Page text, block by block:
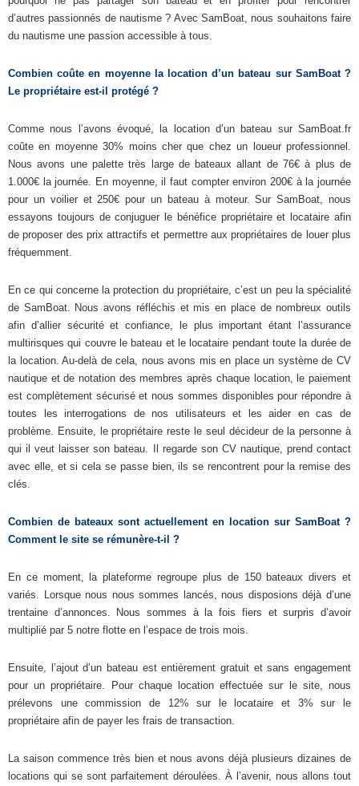
d’autres passionnés de nautisme ? Avec SamBoat, nous souhaitons faire
du nautisme une passion accessible à tous.
Combien coûte en moyenne la location d’un bateau sur SamBoat ?
Le propriétaire est-il protégé ?
Comme nous l’avons évoqué, la location d’un bateau sur SamBoat.fr
coûte en moyenne 30% moins cher que chez un loueur professionnel.
Nous avons une palette très large de bateaux allant de 76€ à plus de
1.000€ la journée. En moyenne, il faut compter environ 200€ à la journée
pour un voilier et 250€ pour un bateau à moteur. Sur SamBoat, nous
essayons toujours de conjuguer le bénéfice propriétaire et locataire afin
de proposer des prix attractifs et permettre aux propriétaires de louer plus
fréquemment.
En ce qui concerne la protection du propriétaire, c’est un peu la spécialité
de SamBoat. Nous avons réfléchis et mis en place de nombreux outils
afin d’allier sécurité et confiance, le plus important étant l’assurance
multirisques qui couvre le bateau et le locataire pendant toute la durée de
la location. Au-delà de cela, nous avons mis en place un système de CV
nautique et de notation des membres après chaque location, le paiement
est complètement sécurisé et nous sommes disponibles pour répondre à
toutes les interrogations de nos utilisateurs et les aider en cas de
problème. Ensuite, le propriétaire reste le seul décideur de la personne à
qui il veut laisser son bateau. Il regarde son CV nautique, prend contact
avec elle, et si cela se passe bien, ils se rencontrent pour la remise des
clés.
Combien de bateaux sont actuellement en location sur SamBoat ?
Comment le site se rémunère-t-il ?
En ce moment, la plateforme regroupe plus de 150 bateaux divers et
variés. Lorsque nous nous sommes lancés, nous disposions déjà d’une
trentaine d’annonces. Nous sommes à la fois fiers et surpris d’avoir
multiplié par 5 notre flotte en l’espace de trois mois.
Ensuite, l’ajout d’un bateau est entièrement gratuit et sans engagement
pour un propriétaire. Pour chaque location effectuée sur le site, nous
prélevons une commission de 12% sur le locataire et 3% sur le
propriétaire afin de payer les frais de transaction.
La saison commence très bien et nous avons déjà plusieurs dizaines de
locations qui se sont parfaitement déroulées. À l’avenir, nous allons tout